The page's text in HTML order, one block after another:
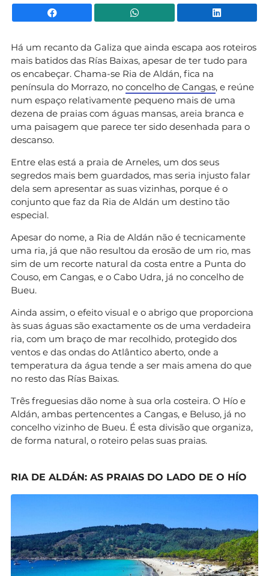
Facebook WhatsApp
Há um recanto da Galiza que ainda escapa aos roteiros
mais batidos das Rías Baixas, apesar de ter tudo para
os encabeçar. Chama-se Ria de Aldán, fica na
península do Morrazo, no concelho de Cangas, e reúne
num espaço relativamente pequeno mais de uma
dezena de praias com águas mansas, areia branca e
uma paisagem que parece ter sido desenhada para o
descanso.
Entre elas está a praia de Arneles, um dos seus
segredos mais bem guardados, mas seria injusto falar
dela sem apresentar as suas vizinhas, porque é o
conjunto que faz da Ria de Aldán um destino tão
especial.
Apesar do nome, a Ria de Aldán não é tecnicamente
uma ria, já que não resultou da erosão de um rio, mas
sim de um recorte natural da costa entre a Punta do
Couso, em Cangas, e o Cabo Udra, já no concelho de
Bueu.
Ainda assim, o efeito visual e o abrigo que proporciona
às suas águas são exactamente os de uma verdadeira
ria, com um braço de mar recolhido, protegido dos
ventos e das ondas do Atlântico aberto, onde a
temperatura da água tende a ser mais amena do que
no resto das Rías Baixas.
Três freguesias dão nome à sua orla costeira. O Hío e
Aldán, ambas pertencentes a Cangas, e Beluso, já no
concelho vizinho de Bueu. É esta divisão que organiza,
de forma natural, o roteiro pelas suas praias.
RIA DE ALDÁN: AS PRAIAS DO LADO DE O HÍO